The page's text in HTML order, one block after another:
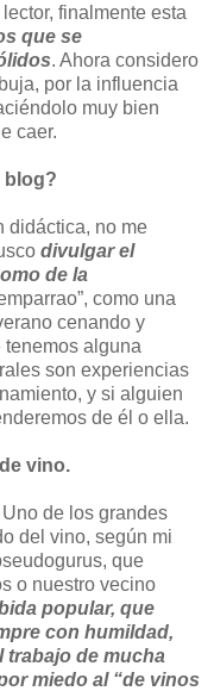
finalmente esta
que se
. Ahora considero
por la influencia
muy bien
caer.
blog?
didáctica, no me
divulgar el
de la
como una
cenando y
tenemos alguna
son experiencias
y si alguien
de él o ella.
vino.
de los grandes
del vino, según mi
que
o nuestro vecino
popular, que
con humildad,
trabajo de mucha
miedo al “de vinos